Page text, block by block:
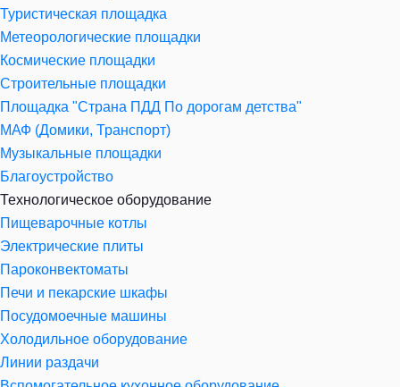
Туристическая площадка
Метеорологические площадки
Космические площадки
Строительные площадки
Площадка "Страна ПДД По дорогам детства"
МАФ (Домики, Транспорт)
Музыкальные площадки
Благоустройство
Технологическое оборудование
Пищеварочные котлы
Электрические плиты
Пароконвектоматы
Печи и пекарские шкафы
Посудомоечные машины
Холодильное оборудование
Линии раздачи